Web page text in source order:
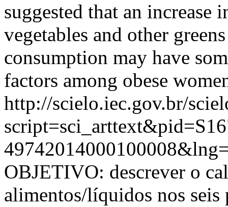
suggested that an
vegetables and other
consumption may have
factors among obese
http://scielo.iec.gov.br/
OBJETIVO: descrever o
alimentos/líquidos nos seis